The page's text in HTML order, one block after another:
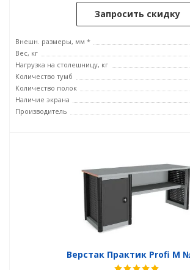
Запросить скидку
Внешн. размеры, мм *
Вес, кг
Нагрузка на столешницу, кг
Количество тумб
Количество полок
Наличие экрана
Производитель
Верстак Практик Profi M